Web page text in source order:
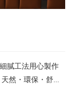
膩工法用心製作
然・環保・舒
然入夢的深層好